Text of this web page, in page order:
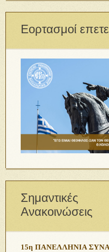
Εορτασμοί
Σημαντικές
Ανακοινώσεις
15η ΠΑΝΕΛΛΗΝΙΑ